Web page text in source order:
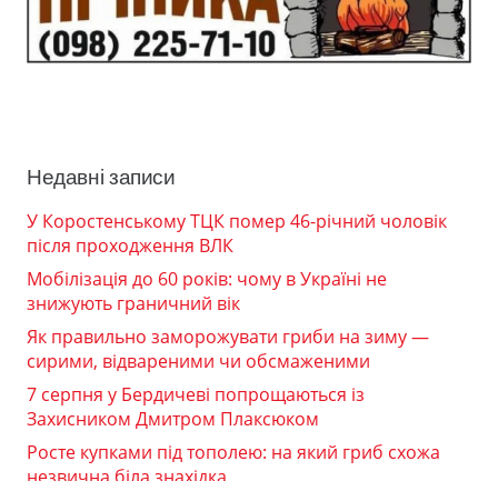
Недавні записи
У Коростенському ТЦК помер 46-річний чоловік
після проходження ВЛК
Мобілізація до 60 років: чому в Україні не
знижують граничний вік
Як правильно заморожувати гриби на зиму —
сирими, відвареними чи обсмаженими
7 серпня у Бердичеві попрощаються із
Захисником Дмитром Плаксюком
Росте купками під тополею: на який гриб схожа